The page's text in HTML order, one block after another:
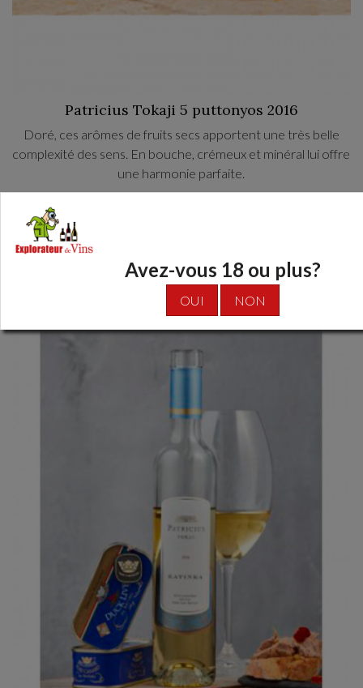
Patricius Tokaji 5 puttonyos 2016
Doré, ces arômes de fruits secs apportent une très belle
complexité des sens. En bouche, crémeux et minéral lui offre
une harmonie parfaite.
Un vins superbe pour le chocolat, en apéritif ou avec un
cigare, du Foie gras, un poulet fermier à la crème, de la
cuisine asiatique épicée ou des Fromages bleus
Vignoble familial avec une réputation mondial de vins
qualitatifs Le directeur de la cave est aussi le directeur de l
appellation TOKAY
Avez-vous 18 ou plus?
OUI NON